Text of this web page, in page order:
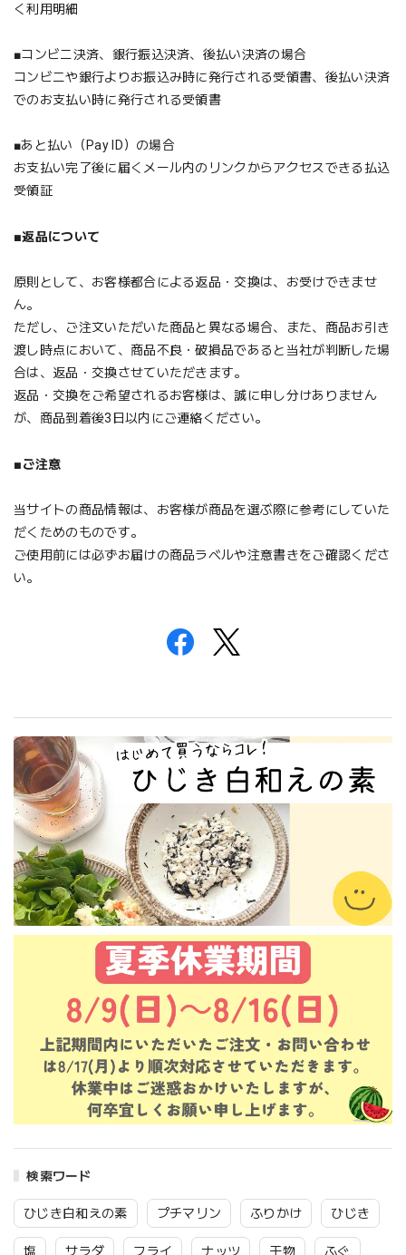
検索ワード
ひじき白和えの素 プチマリン ふりかけ ひじき
塩 サラダ フライ ナッツ 干物 ふぐ
く利用明細
■コンビニ決済、銀行振込決済、後払い決済の場合
コンビニや銀行よりお振込み時に発行される受領書、後払い決済
でのお支払い時に発行される受領書
■あと払い（Pay ID）の場合
お支払い完了後に届くメール内のリンクからアクセスできる払込
受領証
■返品について
原則として、お客様都合による返品・交換は、お受けできませ
ん。
ただし、ご注文いただいた商品と異なる場合、また、商品お引き
渡し時点において、商品不良・破損品であると当社が判断した場
合は、返品・交換させていただきます。
返品・交換をご希望されるお客様は、誠に申し分けありません
が、商品到着後3日以内にご連絡ください。
■ご注意
当サイトの商品情報は、お客様が商品を選ぶ際に参考にしていた
だくためのものです。
ご使用前には必ずお届けの商品ラベルや注意書きをご確認くださ
い。